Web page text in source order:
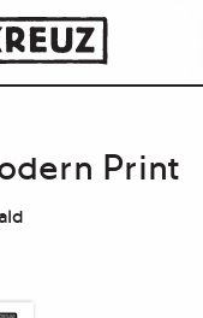
Print